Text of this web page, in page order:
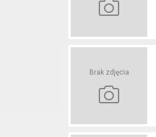
Brak zdjęcia